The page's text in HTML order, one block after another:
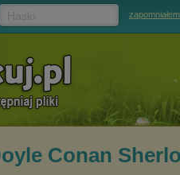
zapomniałem
Conan